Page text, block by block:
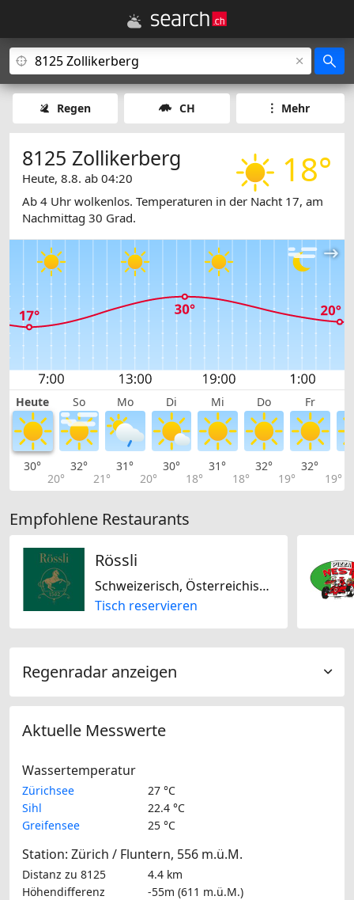
Regen CH Mehr
18°
8125 Zollikerberg
Heute, 8.8. ab 04:20
Ab 4 Uhr wolkenlos. Temperaturen in der Nacht 17, am
Nachmittag 30 Grad.
Heute So Mo Di Mi Do Fr
30°
20°
32°
21°
31°
20°
30°
18°
31°
18°
32°
19°
32°
19°
Empfohlene Restaurants
Rössli
Schweizerisch, Österreichisch, Mitteleuropäisch, Saisonal, Französisch, Laktosefrei, Glutenfrei
Tisch reservieren
Regenradar anzeigen
Aktuelle Messwerte
Wassertemperatur
Zürichsee
27 °C
Sihl
22.4 °C
Greifensee
25 °C
Station: Zürich / Fluntern, 556 m.ü.M.
Distanz zu 8125
4.4 km
Höhendifferenz
-55m (611 m.ü.M.)